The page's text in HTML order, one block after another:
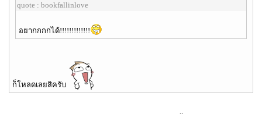
quote : bookfallinlove
อยากกกกได้!!!!!!!!!!!!!
ก็โหลดเลยสิครับ